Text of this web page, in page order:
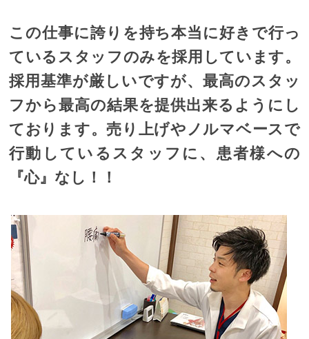
この仕事に誇りを持ち本当に好きで行っ
ているスタッフのみを採用しています。
採用基準が厳しいですが、最高のスタッ
フから最高の結果を提供出来るようにし
ております。売り上げやノルマベースで
行動しているスタッフに、患者様への
『心』なし！！